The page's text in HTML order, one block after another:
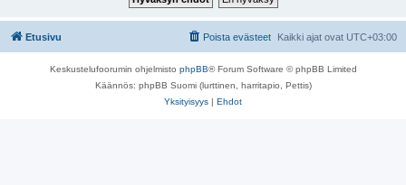
Etusivu Kaikki ajat ovat UTC+03:00
Poista evästeet
Keskustelufoorumin ohjelmisto phpBB® Forum Software © phpBB Limited
Käännös: phpBB Suomi (lurttinen, harritapio, Pettis)
Yksityisyys | Ehdot